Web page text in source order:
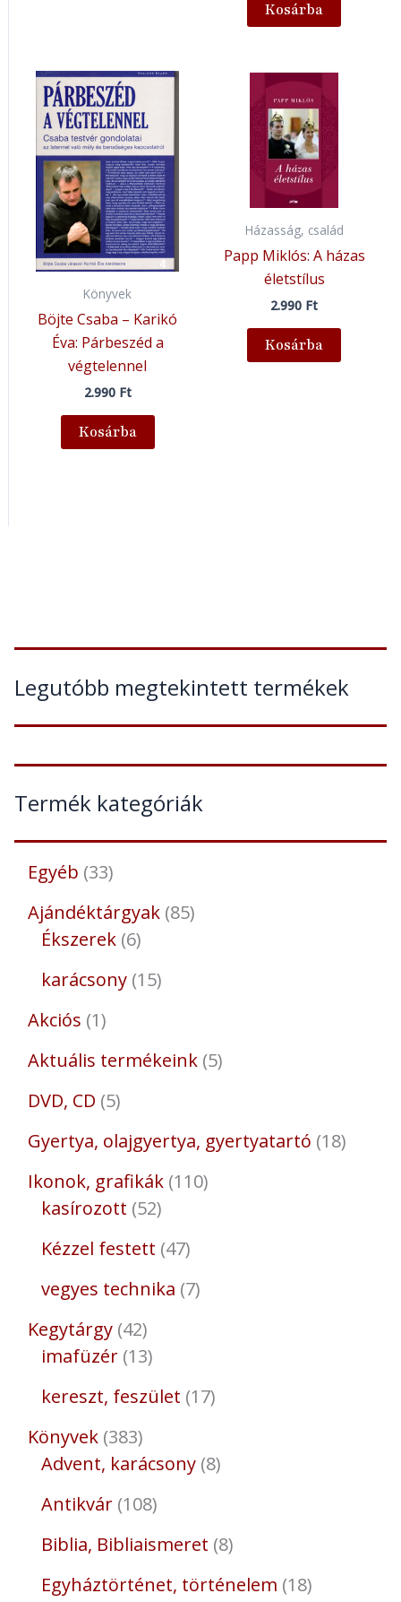
Legutóbb megtekintett termékek
Termék kategóriák
Egyéb 33
Ajándéktárgyak 85
Ékszerek 6
karácsony 15
Akciós 1
Aktuális termékeink 5
DVD, CD 5
Gyertya, olajgyertya, gyertyatartó 18
Ikonok, grafikák 110
kasírozott 52
Kézzel festett 47
vegyes technika 7
Kegytárgy 42
imafüzér 13
kereszt, feszület 17
Könyvek 383
Advent, karácsony 8
Antikvár 108
Biblia, Bibliaismeret 8
Egyháztörténet, történelem 18
Kosárba
Könyvek
Böjte Csaba – Karikó
Éva: Párbeszéd a
végtelennel
2.990 Ft
Kosárba
Házasság, család
Papp Miklós: A házas
életstílus
2.990 Ft
Kosárba